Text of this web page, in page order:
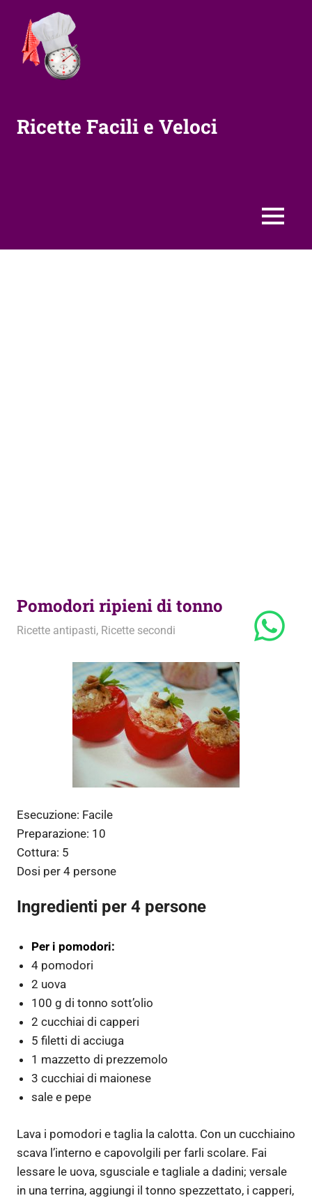
contenuto
Ricette Facili e Veloci
MENU
Pomodori ripieni di tonno
3 Giugno 2011
admin
Ricette antipasti, Ricette secondi
Esecuzione: Facile
Preparazione: 10
Cottura: 5
Dosi per 4 persone
Ingredienti per 4 persone
Per i pomodori:
4 pomodori
2 uova
100 g di tonno sott’olio
2 cucchiai di capperi
5 filetti di acciuga
1 mazzetto di prezzemolo
3 cucchiai di maionese
sale e pepe
Lava i pomodori e taglia la calotta. Con un cucchiaino
scava l’interno e capovolgili per farli scolare. Fai
lessare le uova, sgusciale e tagliale a dadini; versale
in una terrina, aggiungi il tonno spezzettato, i capperi,